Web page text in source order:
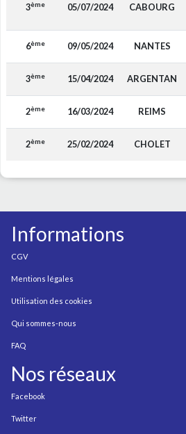
3ème 05/07/2024 CABOURG
6ème 09/05/2024 NANTES
3ème 15/04/2024 ARGENTAN
2ème 16/03/2024 REIMS
2ème 25/02/2024 CHOLET
Informations
CGV
Mentions légales
Utilisation des cookies
Qui sommes-nous
FAQ
Nos réseaux
Facebook
Twitter